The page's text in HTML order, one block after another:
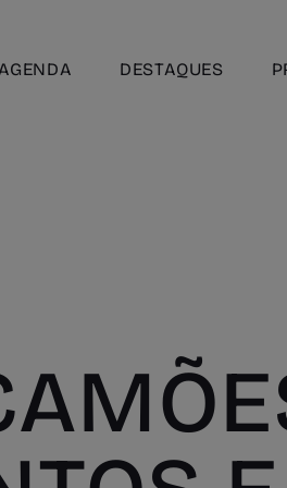
AGENDA DESTAQUES